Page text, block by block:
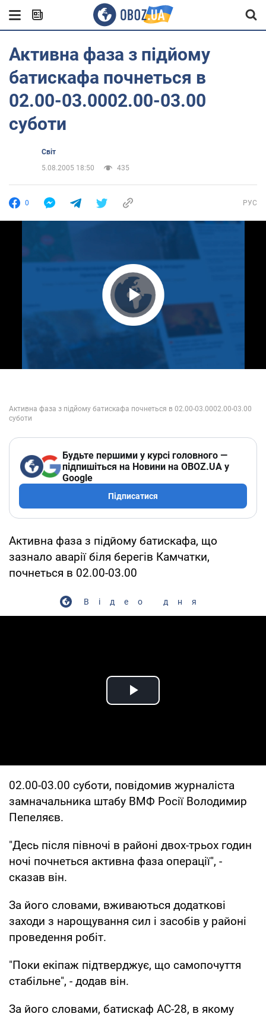
Активна фаза з підйому
батискафа почнеться в
02.00-03.0002.00-03.00
суботи
Світ
5.08.2005 18:50
435
0 РУС
Play Video
Будьте першими у курсі головного —
підпишіться на Новини на OBOZ.UA у
Google
Підписатися
Активна фаза з підйому батискафа, що
зазнало аварії біля берегів Камчатки,
почнеться в 02.00-03.00
Відео дня
Play Video
02.00-03.00 суботи, повідомив журналіста
замначальника штабу ВМФ Росії Володимир
Пепеляєв.
"Десь після півночі в районі двох-трьох годин
ночі почнеться активна фаза операції", -
сказав він.
За його словами, вживаються додаткові
заходи з нарощування сил і засобів у районі
проведення робіт.
"Поки екіпаж підтверджує, що самопочуття
стабільне", - додав він.
За його словами, батискаф АС-28, в якому